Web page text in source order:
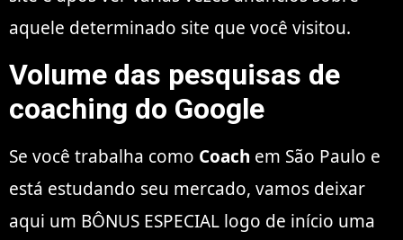
aquele determinado site que você visitou.
Volume das pesquisas de
coaching do Google
Se você trabalha como Coach em São Paulo e
está estudando seu mercado, vamos deixar
aqui um BÔNUS ESPECIAL logo de início uma